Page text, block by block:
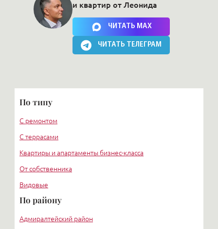
Нажимая на кнопку, Вы соглашаетесь c политикой сайта
и квартир от Леонида
ЧИТАТЬ MAX
ЧИТАТЬ ТЕЛЕГРАМ
По типу
С ремонтом
С террасами
Квартиры и апартаменты бизнес-класса
От собственника
Видовые
По району
Адмиралтейский район